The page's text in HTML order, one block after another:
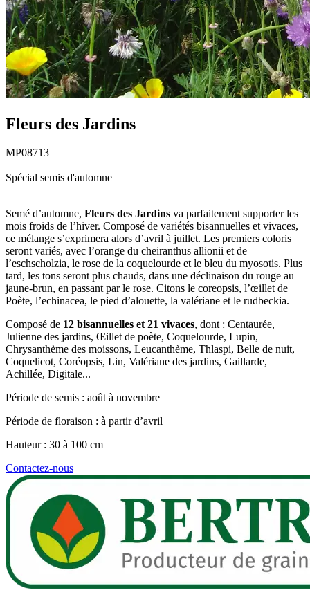
Fleurs des Jardins
MP08713
Spécial semis d'automne
Semé d’automne, Fleurs des Jardins va parfaitement supporter les
mois froids de l’hiver. Composé de variétés bisannuelles et vivaces,
ce mélange s’exprimera alors d’avril à juillet. Les premiers coloris
seront variés, avec l’orange du cheiranthus allionii et de
l’eschscholzia, le rose de la coquelourde et le bleu du myosotis. Plus
tard, les tons seront plus chauds, dans une déclinaison du rouge au
jaune-brun, en passant par le rose. Citons le coreopsis, l’œillet de
Poète, l’echinacea, le pied d’alouette, la valériane et le rudbeckia.
Composé de 12 bisannuelles et 21 vivaces, dont : Centaurée,
Julienne des jardins, Œillet de poète, Coquelourde, Lupin,
Chrysanthème des moissons, Leucanthème, Thlaspi, Belle de nuit,
Coquelicot, Coréopsis, Lin, Valériane des jardins, Gaillarde,
Achillée, Digitale...
Période de semis : août à novembre
Période de floraison : à partir d’avril
Hauteur : 30 à 100 cm
Contactez-nous